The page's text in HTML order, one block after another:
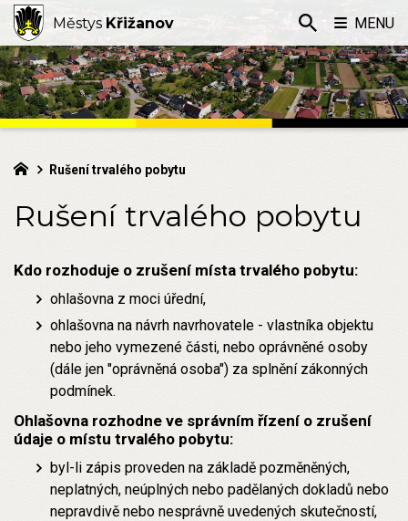
Rušení trvalého pobytu
Rušení trvalého pobytu
Kdo rozhoduje o zrušení místa trvalého pobytu:
ohlašovna z moci úřední,
ohlašovna na návrh navrhovatele - vlastníka objektu
nebo jeho vymezené části, nebo oprávněné osoby
(dále jen "oprávněná osoba") za splnění zákonných
podmínek.
Ohlašovna rozhodne ve správním řízení o zrušení
údaje o místu trvalého pobytu:
byl-li zápis proveden na základě pozměněných,
neplatných, neúplných nebo padělaných dokladů nebo
nepravdivě nebo nesprávně uvedených skutečností,
Městys Křižanov MENU